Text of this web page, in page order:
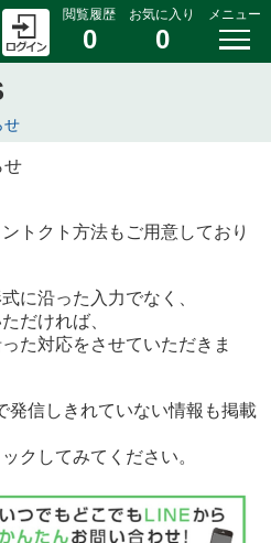
閲覧履歴
0
お気に入り
0
メニュー
せ
せ
トクト方法もご用意しており
に沿った入力でなく、
だければ、
た対応をさせていただきま
発信しきれていない情報も掲載
クしてみてください。